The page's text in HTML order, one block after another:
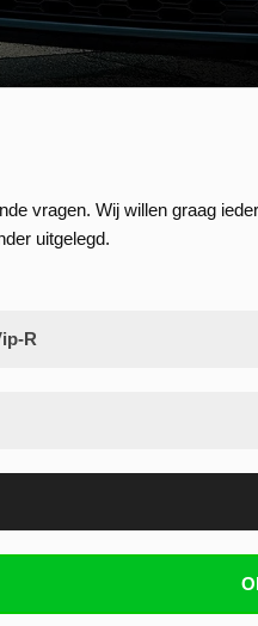
vragen. Wij willen graag
uitgelegd.
R